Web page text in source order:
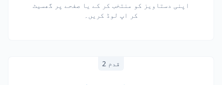
اپنی دستاویز کو منتخب کر کے یا صفحے پر گھسیٹ
کر اپ لوڈ کریں۔
قدم 2